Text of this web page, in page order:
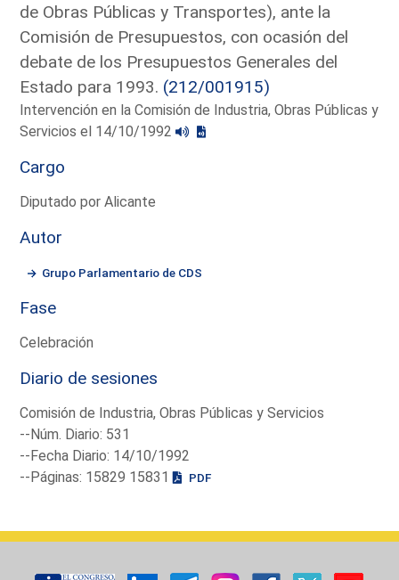
de Obras Públicas y Transportes), ante la
Comisión de Presupuestos, con ocasión del
debate de los Presupuestos Generales del
Estado para 1993. (212/001915)
Intervención en la Comisión de Industria, Obras Públicas y
Servicios el 14/10/1992
Cargo
Diputado por Alicante
Autor
Grupo Parlamentario de CDS
Fase
Celebración
Diario de sesiones
Comisión de Industria, Obras Públicas y Servicios
--Núm. Diario: 531
--Fecha Diario: 14/10/1992
--Páginas: 15829 15831
PDF